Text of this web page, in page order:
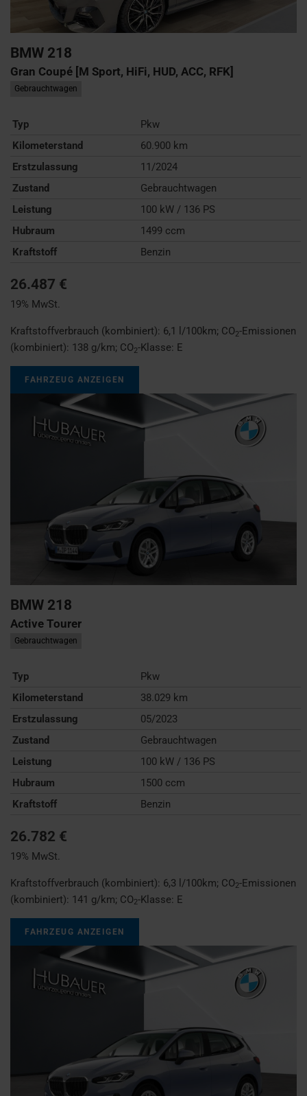
BMW 218
Gran Coupé [M Sport, HiFi, HUD, ACC, RFK]
Gebrauchtwagen
Typ
Pkw
Kilometerstand
60.900 km
Erstzulassung
11/2024
Zustand
Gebrauchtwagen
Leistung
100 kW / 136 PS
Hubraum
1499 ccm
Kraftstoff
Benzin
26.487 €
19% MwSt.
Kraftstoffverbrauch (kombiniert): 6,1 l/100km; CO2-Emissionen
(kombiniert): 138 g/km; CO2-Klasse: E
FAHRZEUG ANZEIGEN
BMW 218
Active Tourer
Gebrauchtwagen
Typ
Pkw
Kilometerstand
38.029 km
Erstzulassung
05/2023
Zustand
Gebrauchtwagen
Leistung
100 kW / 136 PS
Hubraum
1500 ccm
Kraftstoff
Benzin
26.782 €
19% MwSt.
Kraftstoffverbrauch (kombiniert): 6,3 l/100km; CO2-Emissionen
(kombiniert): 141 g/km; CO2-Klasse: E
FAHRZEUG ANZEIGEN